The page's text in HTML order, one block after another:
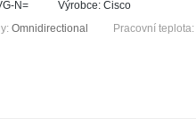
N=
Výrobce: Cisco
Omnidirectional Pracovní teplota: